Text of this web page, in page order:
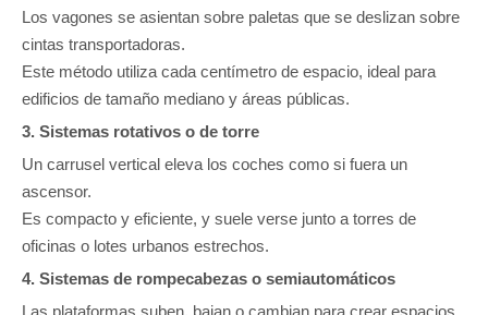
Los vagones se asientan sobre paletas que se deslizan sobre
cintas transportadoras.
Este método utiliza cada centímetro de espacio, ideal para
edificios de tamaño mediano y áreas públicas.
3. Sistemas rotativos o de torre
Un carrusel vertical eleva los coches como si fuera un
ascensor.
Es compacto y eficiente, y suele verse junto a torres de
oficinas o lotes urbanos estrechos.
4. Sistemas de rompecabezas o semiautomáticos
Las plataformas suben, bajan o cambian para crear espacios